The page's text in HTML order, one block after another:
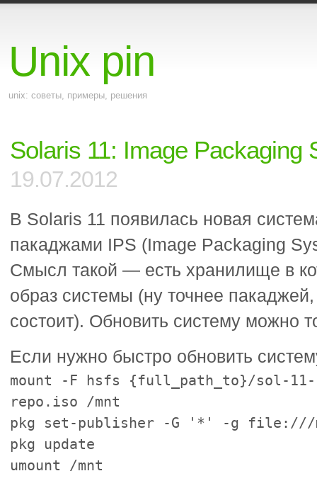
Unix pin
unix: советы, примеры, решения
Solaris 11: Image Packaging
19.07.2012
В Solaris 11 появилась новая
пакаджами IPS (Image Packaging
Смысл такой — есть хранилище в
образ системы (ну точнее
состоит). Обновить систему можно
Если нужно быстро обновить
mount -F hsfs {full_path_to}/sol-11-
repo.iso /mnt
pkg set-publisher -G '*' -g file:///
pkg update
umount /mnt